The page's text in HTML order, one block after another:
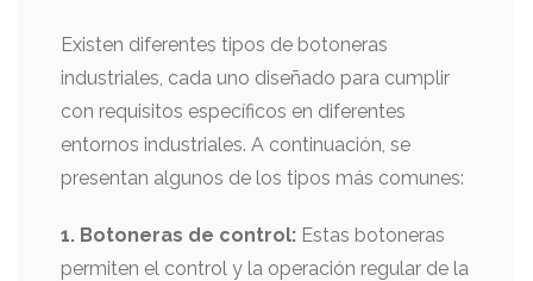
Existen diferentes tipos de botoneras
industriales, cada uno diseñado para cumplir
con requisitos específicos en diferentes
entornos industriales. A continuación, se
presentan algunos de los tipos más comunes:
1. Botoneras de control: Estas botoneras
permiten el control y la operación regular de la